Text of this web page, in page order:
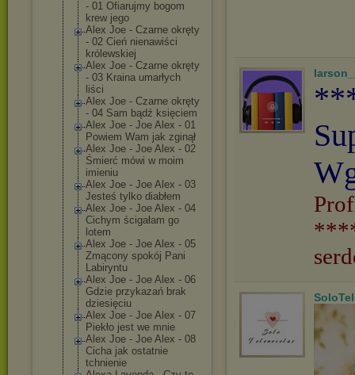
- 01 Ofiarujmy bogom
krew jego
Alex Joe - Czarne okręty
- 02 Cień nienawiści
królewskiej
Alex Joe - Czarne okręty
- 03 Kraina umarłych
liści
Alex Joe - Czarne okręty
- 04 Sam bądź księciem
Alex Joe - Joe Alex - 01
Powiem Wam jak zginął
Alex Joe - Joe Alex - 02
Śmierć mówi w moim
imieniu
Alex Joe - Joe Alex - 03
Jesteś tylko diabłem
Alex Joe - Joe Alex - 04
Cichym ścigałam go
lotem
Alex Joe - Joe Alex - 05
Zmącony spokój Pani
Labiryntu
Alex Joe - Joe Alex - 06
Gdzie przykazań brak
dziesięciu
Alex Joe - Joe Alex - 07
Piekło jest we mnie
Alex Joe - Joe Alex - 08
Cicha jak ostatnie
tchnienie